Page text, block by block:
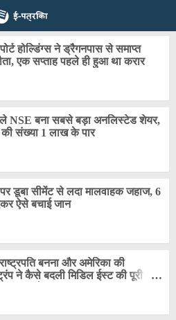
होल्डिंग्स ने ड्रैगनपास से समाप्त
एक सप्ताह पहले ही हुआ था करार
NSE बना सबसे बड़ा अनलिस्टेड शेयर,
की संख्या 1 लाख के पार
डूबा सीमेंट से लदा मालवाहक जहाज, 6
ऐसे बचाई जान
बनना और अमेरिका की
ने कैसे बदली मिडिल ईस्ट की पूरी